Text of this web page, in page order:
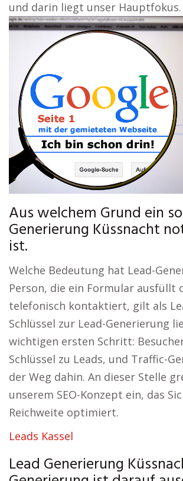
und darin liegt unser Hauptfokus.
Aus welchem Grund ein
Generierung Küssnacht
ist.
Welche Bedeutung hat Lead-
Person, die ein Formular ausfüllt
telefonisch kontaktiert, gilt als
Schlüssel zur Lead-Generierung
wichtigen ersten Schritt:
Schlüssel zu Leads, und Traffic-
der Weg dahin. An dieser Stelle
unserem SEO-Konzept ein, das
Reichweite optimiert.
Leads Kassel
Lead Generierung